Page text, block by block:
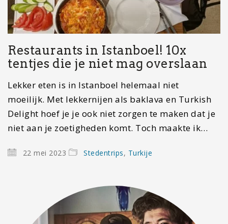
Restaurants in Istanboel! 10x
tentjes die je niet mag overslaan
Lekker eten is in Istanboel helemaal niet
moeilijk. Met lekkernijen als baklava en Turkish
Delight hoef je je ook niet zorgen te maken dat je
niet aan je zoetigheden komt. Toch maakte ik…
22 mei 2023 Stedentrips, Turkije